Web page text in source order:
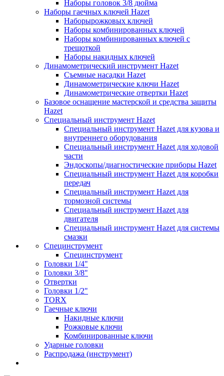
Наборы головок 3/8 дюйма
Наборы гаечных ключей Hazet
Наборырожковых ключей
Наборы комбинированных ключей
Наборы комбинированных ключей с
трещоткой
Наборы накидных ключей
Динамометрический инструмент Hazet
Съемные насадки Hazet
Динамометрические ключи Hazet
Динамометрические отвертки Hazet
Базовое оснащение мастерской и средства защиты
Hazet
Специальный инструмент Hazet
Специальный инструмент Hazet для кузова и
внутреннего оборудования
Специальный инструмент Hazet для ходовой
части
Эндоскопы/диагностические приборы Hazet
Специальный инструмент Hazet для коробки
передач
Специальный инструмент Hazet для
тормозной системы
Специальный инструмент Hazet для
двигателя
Специальный инструмент Hazet для системы
смазки
Специнструмент
Специнструмент
Головки 1/4"
Головки 3/8"
Отвертки
Головки 1/2"
TORX
Гаечные ключи
Накидные ключи
Рожковые ключи
Комбинированные ключи
Ударные головки
Распродажа (инструмент)